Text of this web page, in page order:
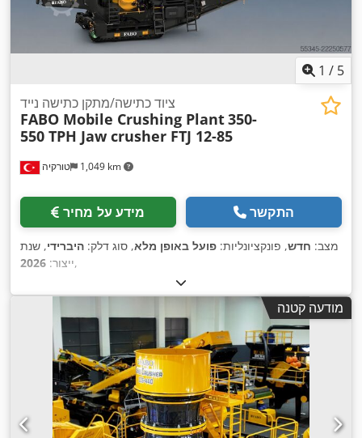
1 / 5
טורקיה 1,049 km
ציוד כתישה/מתקן כתישה נייד
FABO Mobile Crushing Plant350-
550 TPH Jaw crusher FTJ 12-85
מידע על מחיר התקשר
מצב: חדש, פונקציונליות: פועל באופן מלא, סוג דלק: היברידי, שנת
ייצור: 2026 ,
מודעה קטנה